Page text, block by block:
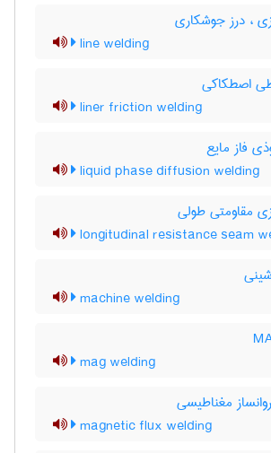
، درز جوشکاری
line welding
اصطکاکی
liner friction welding
فاز مایع
liquid phase diffusion welding
مقاومتی طولی
longitudinal resistance seam
machine welding
mag welding
مغناطیسی
magnetic flux welding